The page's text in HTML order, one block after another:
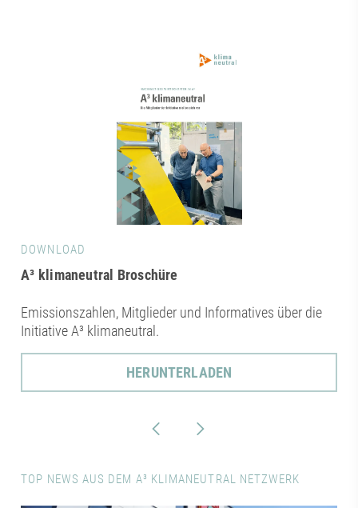
DOWNLOAD
A³ klimaneutral Broschüre
Emissionszahlen, Mitglieder und Informatives über die
Initiative A³ klimaneutral.
HERUNTERLADEN
TOP NEWS AUS DEM A³ KLIMANEUTRAL NETZWERK